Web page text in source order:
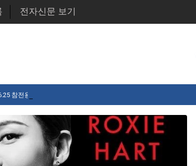
전자신문 보기
참전용사 중 14만명만 생존…180만명 중 8% 수준